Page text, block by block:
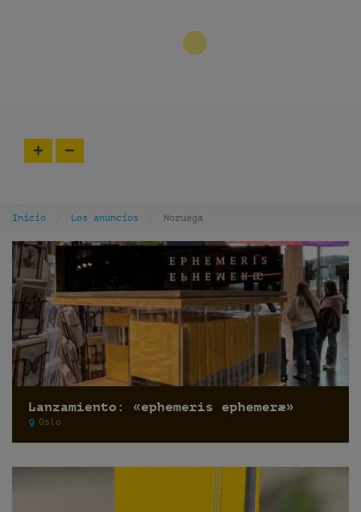
Inicio Los anuncios Noruega
Lanzamiento: «ephemeris ephemeræ»
Oslo